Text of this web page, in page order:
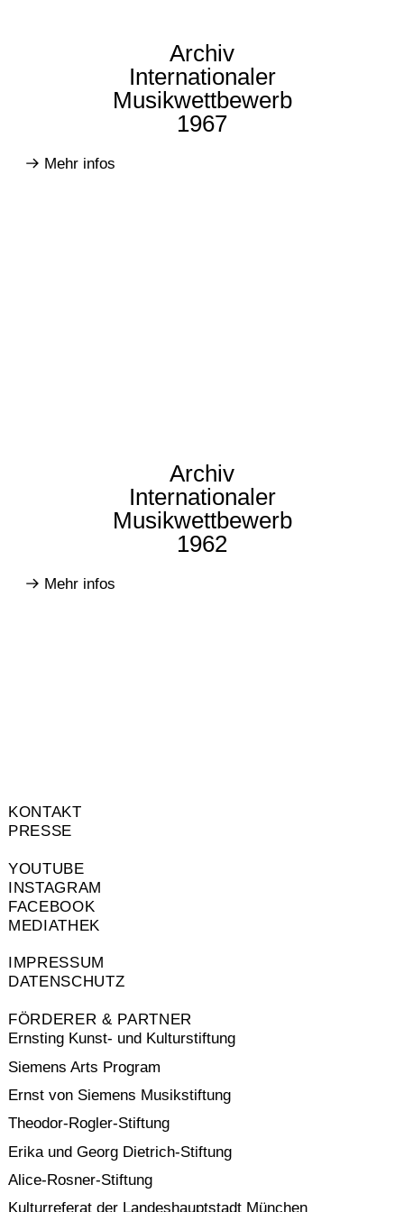
Archiv
Internationaler
Musikwettbewerb
1967
Mehr infos
Archiv
Internationaler
Musikwettbewerb
1962
Mehr infos
KONTAKT
PRESSE
YOUTUBE
INSTAGRAM
FACEBOOK
MEDIATHEK
IMPRESSUM
DATENSCHUTZ
FÖRDERER & PARTNER
Ernsting Kunst- und Kulturstiftung
Siemens Arts Program
Ernst von Siemens Musikstiftung
Theodor-Rogler-Stiftung
Erika und Georg Dietrich-Stiftung
Alice-Rosner-Stiftung
Kulturreferat der Landeshauptstadt München